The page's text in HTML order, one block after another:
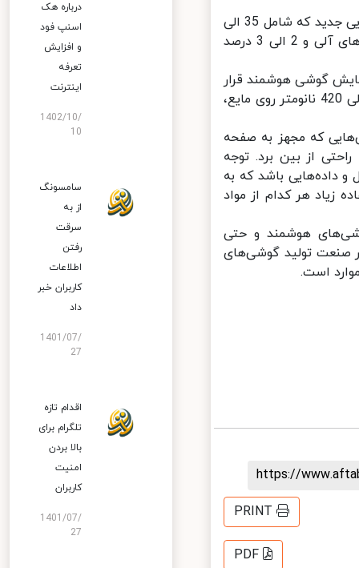
پس از تمیز کردن صفحه نمایش و بدنه با روش‌های ذکرشده، ترکیب شیمیایی جدید که شامل 35 الی
45 درصد اکریلات، 50 الی 60 درصد رزین اپوکسی، 2 الی 3 درصد پراکسیدهای آلی و 2 الی 3 درصد
گوشی هوشمند قرار
داده خواهد شد تا بتوان به وسیله تابش اشعه فرانبفش با طول موج 320 الی 420 نانومتر روی مایع،
که مجهز به صفحه
از بین برد. توجه
داده‌هایی باشد که به
هر کدام از مواد
هوشمند و حتی
تولید گوشی‌های
است.
https://
PRINT
PDF
درباره هک
اسنپ‌ فود
و افزایش
تعرفه
اینترنت
1402/10/
10
سامسونگ
از به
سرقت
رفتن
اطلاعات
کاربران خبر
داد
1401/07/
27
اقدام تازه
تلگرام برای
بالا بردن
امنیت
کاربران
1401/07/
27